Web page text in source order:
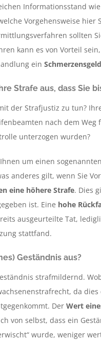
Informationsstand
Vorgehensweise hier
sollten
kann es von Vorteil
ein Schmerzensgeld
Strafe aus, dass Sie
der Strafjustiz zu tun?
nach dem
unterzogen wurden?
um einen sogenannten
anderes gilt, wenn Sie
eine höhere Strafe. Dies
ist. Eine hohe
ausgeurteilte Tat,
stattfand.
Geständnis aus?
strafmildernd.
da
Der Wert
von selbst, dass ein
wurde, weniger